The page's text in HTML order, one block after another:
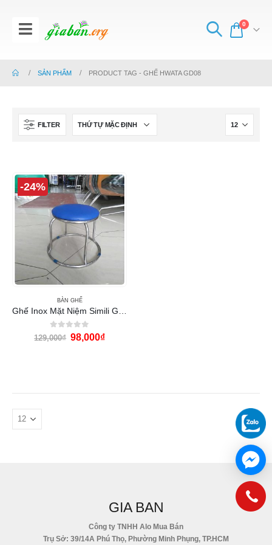
0
SẢN PHẨM PRODUCT TAG - GHẾ HWATA GD08
FILTER
-24%
BÀN GHẾ
0 out of 5
129,000₫ 98,000₫
GIA BAN
Công ty TNHH Alo Mua Bán
Trụ Sở: 39/14A Phú Thọ, Phường Minh Phụng, TP.HCM